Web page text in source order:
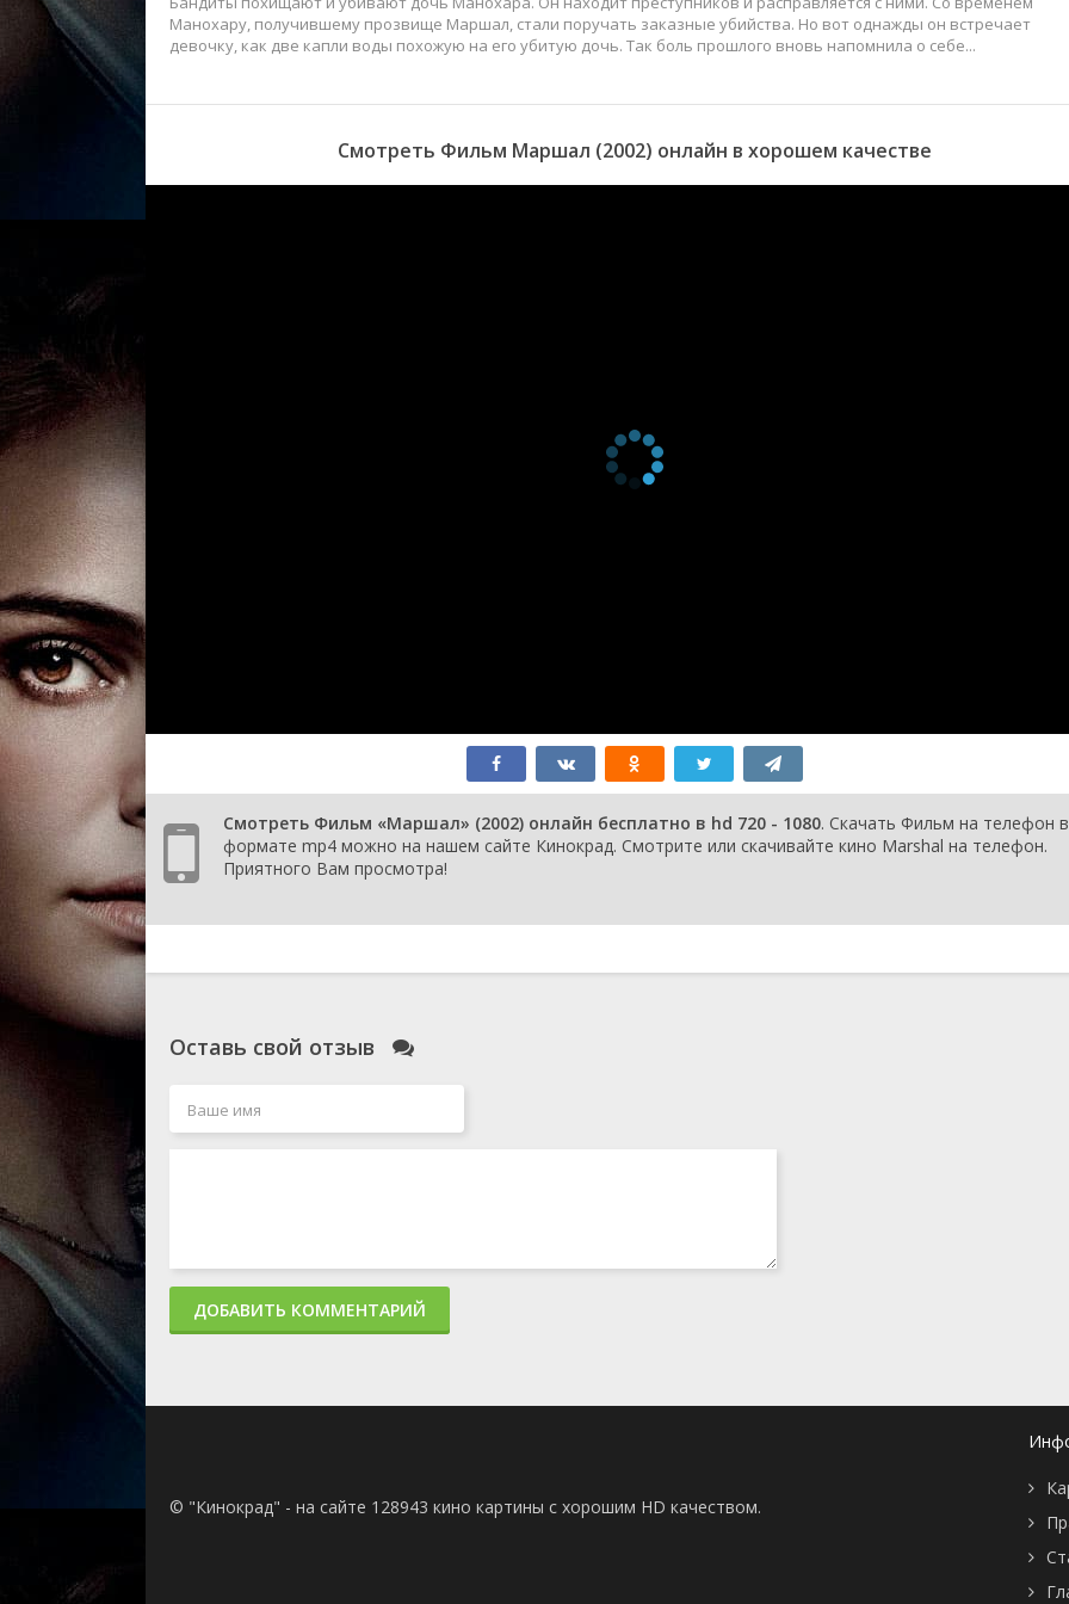
Манохару, получившему прозвище Маршал, стали поручать заказные убийства. Но вот однажды он встречает
девочку, как две капли воды похожую на его убитую дочь. Так боль прошлого вновь напомнила о себе...
Смотреть Фильм Маршал (2002) онлайн в хорошем качестве
Смотреть Фильм «Маршал» (2002) онлайн бесплатно в hd 720 - 1080. Скачать Фильм на телефон в
формате mp4 можно на нашем сайте Кинокрад. Смотрите или скачивайте кино Marshal на телефон.
Приятного Вам просмотра!
Оставь свой отзыв
ДОБАВИТЬ КОММЕНТАРИЙ
© "Кинокрад" - на сайте 128943 кино картины с хорошим HD качеством.